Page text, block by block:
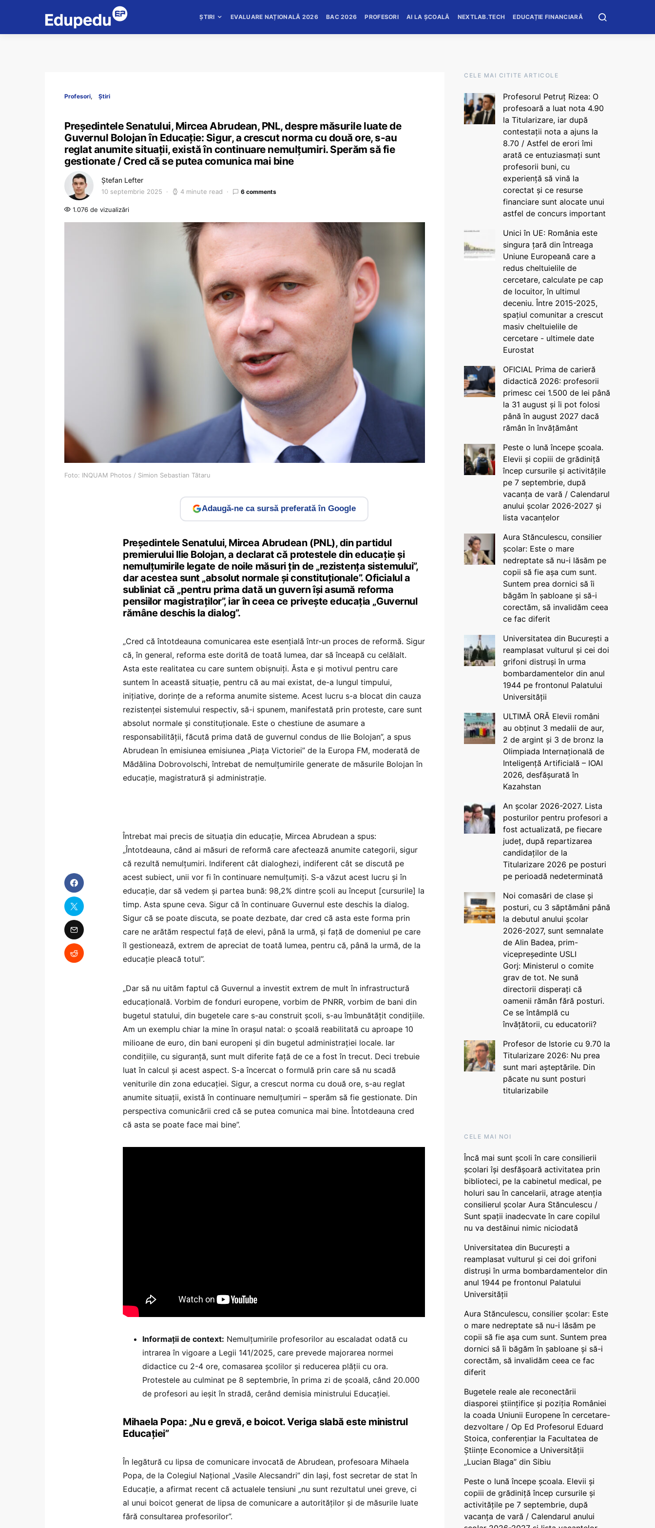
ȘTIRI EVALUARE NAȚIONALĂ 2026 BAC 2026 PROFESORI AI LA ȘCOALĂ NEXTLAB.TECH EDUCAȚIE FINANCIARĂ
Profesori Știri
Președintele Senatului, Mircea Abrudean, PNL, despre măsurile luate de
Guvernul Bolojan în Educație: Sigur, a crescut norma cu două ore, s-au
reglat anumite situații, există în continuare nemulțumiri. Sperăm să fie
gestionate / Cred că se putea comunica mai bine
Ștefan Lefter
10 septembrie 2025 4 minute read 6 comments
1.076 de vizualizări
Foto: INQUAM Photos / Simion Sebastian Tătaru
Adaugă-ne ca sursă preferată în Google
Președintele Senatului, Mircea Abrudean (PNL), din partidul
premierului Ilie Bolojan, a declarat că protestele din educație și
nemulțumirile legate de noile măsuri țin de „rezistența sistemului”,
dar acestea sunt „absolut normale și constituționale”. Oficialul a
subliniat că „pentru prima dată un guvern își asumă reforma
pensiilor magistraților”, iar în ceea ce privește educația „Guvernul
rămâne deschis la dialog”.
„Cred că întotdeauna comunicarea este esențială într-un proces de reformă. Sigur
că, în general, reforma este dorită de toată lumea, dar să înceapă cu celălalt.
Asta este realitatea cu care suntem obișnuiți. Ăsta e și motivul pentru care
suntem în această situație, pentru că au mai existat, de-a lungul timpului,
inițiative, dorințe de a reforma anumite sisteme. Acest lucru s-a blocat din cauza
rezistenței sistemului respectiv, să-i spunem, manifestată prin proteste, care sunt
absolut normale și constituționale. Este o chestiune de asumare a
responsabilității, făcută prima dată de guvernul condus de Ilie Bolojan”, a spus
Abrudean în emisiunea emisiunea „Piața Victoriei” de la Europa FM, moderată de
Mădălina Dobrovolschi, întrebat de nemulțumirile generate de măsurile Bolojan în
educație, magistratură și administrație.
Întrebat mai precis de situația din educație, Mircea Abrudean a spus:
„Întotdeauna, când ai măsuri de reformă care afectează anumite categorii, sigur
că rezultă nemulțumiri. Indiferent cât dialoghezi, indiferent cât se discută pe
acest subiect, unii vor fi în continuare nemulțumiți. S-a văzut acest lucru și în
educație, dar să vedem și partea bună: 98,2% dintre școli au început [cursurile] la
timp. Asta spune ceva. Sigur că în continuare Guvernul este deschis la dialog.
Sigur că se poate discuta, se poate dezbate, dar cred că asta este forma prin
care ne arătăm respectul față de elevi, până la urmă, și față de domeniul pe care
îl gestionează, extrem de apreciat de toată lumea, pentru că, până la urmă, de la
educație pleacă totul”.
„Dar să nu uităm faptul că Guvernul a investit extrem de mult în infrastructură
educațională. Vorbim de fonduri europene, vorbim de PNRR, vorbim de bani din
bugetul statului, din bugetele care s-au construit școli, s-au îmbunătățit condițiile.
Am un exemplu chiar la mine în orașul natal: o școală reabilitată cu aproape 10
milioane de euro, din bani europeni și din bugetul administrației locale. Iar
condițiile, cu siguranță, sunt mult diferite față de ce a fost în trecut. Deci trebuie
luat în calcul și acest aspect. S-a încercat o formulă prin care să nu scadă
veniturile din zona educației. Sigur, a crescut norma cu două ore, s-au reglat
anumite situații, există în continuare nemulțumiri – sperăm să fie gestionate. Din
perspectiva comunicării cred că se putea comunica mai bine. Întotdeauna cred
că asta se poate face mai bine”.
Informații de context: Nemulțumirile profesorilor au escaladat odată cu
intrarea în vigoare a Legii 141/2025, care prevede majorarea normei
didactice cu 2-4 ore, comasarea școlilor și reducerea plății cu ora.
Protestele au culminat pe 8 septembrie, în prima zi de școală, când 20.000
de profesori au ieșit în stradă, cerând demisia ministrului Educației.
Mihaela Popa: „Nu e grevă, e boicot. Veriga slabă este ministrul
Educației”
În legătură cu lipsa de comunicare invocată de Abrudean, profesoara Mihaela
Popa, de la Colegiul Național „Vasile Alecsandri” din Iași, fost secretar de stat în
Educație, a afirmat recent că actualele tensiuni „nu sunt rezultatul unei greve, ci
al unui boicot generat de lipsa de comunicare a autorităților și de măsurile luate
fără consultarea profesorilor”.
CELE MAI CITITE ARTICOLE
Profesorul Petruț Rizea: O
profesoară a luat nota 4.90
la Titularizare, iar după
contestații nota a ajuns la
8.70 / Astfel de erori îmi
arată ce entuziasmați sunt
profesorii buni, cu
experiență să vină la
corectat și ce resurse
financiare sunt alocate unui
astfel de concurs important
Unici în UE: România este
singura țară din întreaga
Uniune Europeană care a
redus cheltuielile de
cercetare, calculate pe cap
de locuitor, în ultimul
deceniu. Între 2015-2025,
spațiul comunitar a crescut
masiv cheltuielile de
cercetare - ultimele date
Eurostat
OFICIAL Prima de carieră
didactică 2026: profesorii
primesc cei 1.500 de lei până
la 31 august și îi pot folosi
până în august 2027 dacă
rămân în învățământ
Peste o lună începe școala.
Elevii și copiii de grădiniță
încep cursurile și activitățile
pe 7 septembrie, după
vacanța de vară / Calendarul
anului școlar 2026-2027 și
lista vacanțelor
Aura Stănculescu, consilier
școlar: Este o mare
nedreptate să nu-i lăsăm pe
copii să fie așa cum sunt.
Suntem prea dornici să îi
băgăm în șabloane și să-i
corectăm, să invalidăm ceea
ce fac diferit
Universitatea din București a
reamplasat vulturul și cei doi
grifoni distruși în urma
bombardamentelor din anul
1944 pe frontonul Palatului
Universității
ULTIMĂ ORĂ Elevii români
au obținut 3 medalii de aur,
2 de argint și 3 de bronz la
Olimpiada Internațională de
Inteligență Artificială – IOAI
2026, desfășurată în
Kazahstan
An școlar 2026-2027. Lista
posturilor pentru profesori a
fost actualizată, pe fiecare
județ, după repartizarea
candidaților de la
Titularizare 2026 pe posturi
pe perioadă nedeterminată
Noi comasări de clase și
posturi, cu 3 săptămâni până
la debutul anului școlar
2026-2027, sunt semnalate
de Alin Badea, prim-
vicepreședinte USLI
Gorj: Ministerul o comite
grav de tot. Ne sună
directorii disperați că
oamenii rămân fără posturi.
Ce se întâmplă cu
învățătorii, cu educatorii?
Profesor de Istorie cu 9.70 la
Titularizare 2026: Nu prea
sunt mari așteptările. Din
păcate nu sunt posturi
titularizabile
CELE MAI NOI
Încă mai sunt școli în care consilierii
școlari își desfășoară activitatea prin
biblioteci, pe la cabinetul medical, pe
holuri sau în cancelarii, atrage atenția
consilierul școlar Aura Stănculescu /
Sunt spații inadecvate în care copilul
nu va destăinui nimic niciodată
Universitatea din București a
reamplasat vulturul și cei doi grifoni
distruși în urma bombardamentelor din
anul 1944 pe frontonul Palatului
Universității
Aura Stănculescu, consilier școlar: Este
o mare nedreptate să nu-i lăsăm pe
copii să fie așa cum sunt. Suntem prea
dornici să îi băgăm în șabloane și să-i
corectăm, să invalidăm ceea ce fac
diferit
Bugetele reale ale reconectării
diasporei științifice și poziția României
la coada Uniunii Europene în cercetare-
dezvoltare / Op Ed Profesorul Eduard
Stoica, conferențiar la Facultatea de
Științe Economice a Universității
„Lucian Blaga” din Sibiu
Peste o lună începe școala. Elevii și
copiii de grădiniță încep cursurile și
activitățile pe 7 septembrie, după
vacanța de vară / Calendarul anului